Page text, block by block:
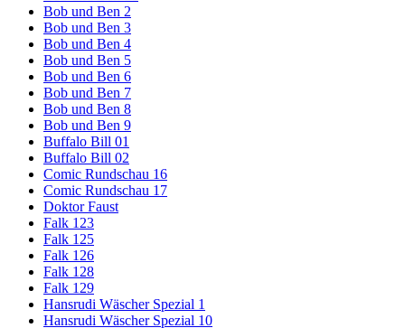
Bob und Ben 2
Bob und Ben 3
Bob und Ben 4
Bob und Ben 5
Bob und Ben 6
Bob und Ben 7
Bob und Ben 8
Bob und Ben 9
Buffalo Bill 01
Buffalo Bill 02
Comic Rundschau 16
Comic Rundschau 17
Doktor Faust
Falk 123
Falk 125
Falk 126
Falk 128
Falk 129
Hansrudi Wäscher Spezial 1
Hansrudi Wäscher Spezial 10